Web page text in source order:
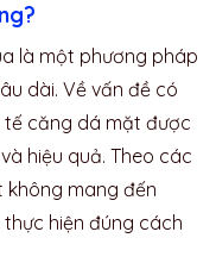
là một phương pháp
dài. Về vấn đề có
căng dá mặt được
hiệu quả. Theo các
không mang đến
hiện đúng cách